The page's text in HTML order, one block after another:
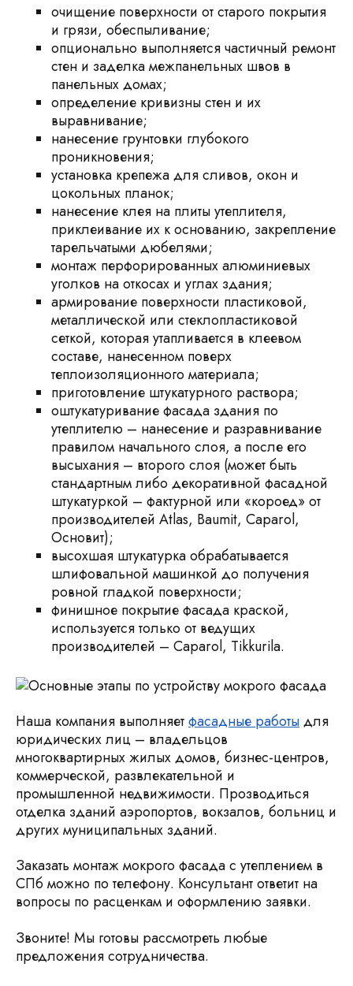
очищение поверхности от старого покрытия
и грязи, обеспыливание;
опционально выполняется частичный ремонт
стен и заделка межпанельных швов в
панельных домах;
определение кривизны стен и их
выравнивание;
нанесение грунтовки глубокого
проникновения;
установка крепежа для сливов, окон и
цокольных планок;
нанесение клея на плиты утеплителя,
приклеивание их к основанию, закрепление
тарельчатыми дюбелями;
монтаж перфорированных алюминиевых
уголков на откосах и углах здания;
армирование поверхности пластиковой,
металлической или стеклопластиковой
сеткой, которая утапливается в клеевом
составе, нанесенном поверх
теплоизоляционного материала;
приготовление штукатурного раствора;
оштукатуривание фасада здания по
утеплителю – нанесение и разравнивание
правилом начального слоя, а после его
высыхания – второго слоя (может быть
стандартным либо декоративной фасадной
штукатуркой – фактурной или «короед» от
производителей Atlas, Baumit, Caparol,
Основит);
высохшая штукатурка обрабатывается
шлифовальной машинкой до получения
ровной гладкой поверхности;
финишное покрытие фасада краской,
используется только от ведущих
производителей – Caparol, Tikkurila.
Наша компания выполняетфасадные работыдля
юридических лиц – владельцов
многоквартирных жилых домов, бизнес-центров,
коммерческой, развлекательной и
промышленной недвижимости. Прозводиться
отделка зданий аэропортов, вокзалов, больниц и
других муниципальных зданий.
Заказать монтаж мокрого фасада с утеплением в
СПб можно по телефону. Консультант ответит на
вопросы по расценкам и оформлению заявки.
Звоните! Мы готовы рассмотреть любые
предложения сотрудничества.